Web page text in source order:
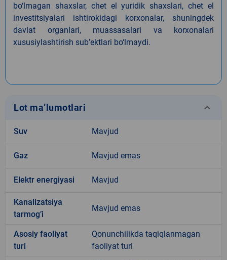
bo‘lmagan shaxslar, chet el yuridik shaxslari, chet el
investitsiyalari ishtirokidagi korxonalar, shuningdek
davlat organlari, muassasalari va korxonalari
xususiylashtirish sub’ektlari bo‘lmaydi.
Lot ma’lumotlari keyboard_arrow_down
Suv Mavjud
Gaz Mavjud emas
Elektr energiyasi Mavjud
Kanalizatsiya
tarmogʼi
Mavjud emas
Аsosiy faoliyat
turi
Qonunchilikda taqiqlanmagan
faoliyat turi